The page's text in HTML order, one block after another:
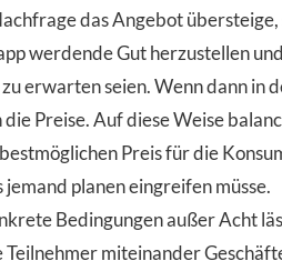
das Angebot übersteige,
werdende Gut herzustellen
erwarten seien. Wenn dann in
Preise. Auf diese Weise
Preis für die
planen eingreifen müsse.
Bedingungen außer Acht
miteinander